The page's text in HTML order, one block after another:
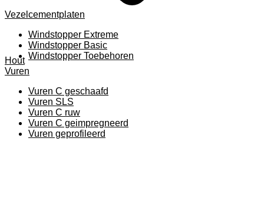
Vezelcementplaten
Windstopper Extreme
Windstopper Basic
Windstopper Toebehoren
Hout
Vuren
Vuren C geschaafd
Vuren SLS
Vuren C ruw
Vuren C geimpregneerd
Vuren geprofileerd